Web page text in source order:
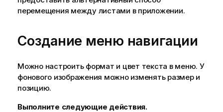
к
ф
р
м
а
и
перемещения между листами в приложении.
Создание меню навигации
Можно настроить формат и цвет текста в меню. У
фонового изображения можно изменять размер и
позицию.
Выполните следующие действия.